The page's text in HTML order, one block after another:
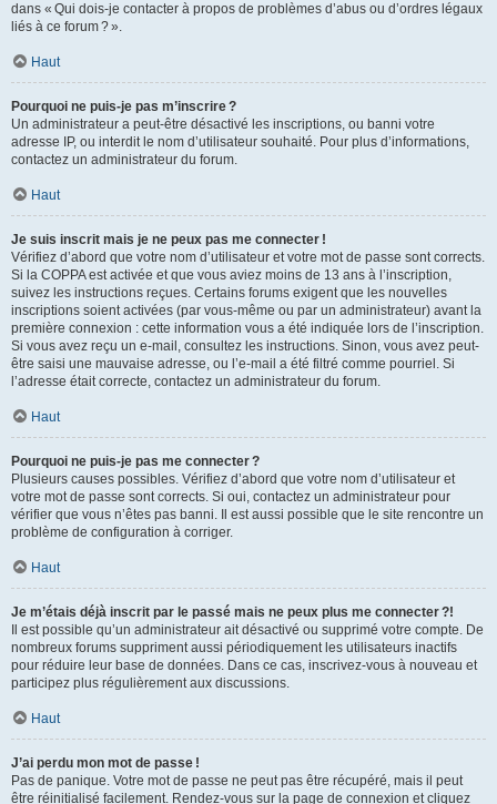
dans « Qui dois-je contacter à propos de problèmes d’abus ou d’ordres légaux
liés à ce forum ? ».
Haut
Pourquoi ne puis-je pas m’inscrire ?
Un administrateur a peut-être désactivé les inscriptions, ou banni votre
adresse IP, ou interdit le nom d’utilisateur souhaité. Pour plus d’informations,
contactez un administrateur du forum.
Haut
Je suis inscrit mais je ne peux pas me connecter !
Vérifiez d’abord que votre nom d’utilisateur et votre mot de passe sont corrects.
Si la COPPA est activée et que vous aviez moins de 13 ans à l’inscription,
suivez les instructions reçues. Certains forums exigent que les nouvelles
inscriptions soient activées (par vous-même ou par un administrateur) avant la
première connexion : cette information vous a été indiquée lors de l’inscription.
Si vous avez reçu un e-mail, consultez les instructions. Sinon, vous avez peut-
être saisi une mauvaise adresse, ou l’e-mail a été filtré comme pourriel. Si
l’adresse était correcte, contactez un administrateur du forum.
Haut
Pourquoi ne puis-je pas me connecter ?
Plusieurs causes possibles. Vérifiez d’abord que votre nom d’utilisateur et
votre mot de passe sont corrects. Si oui, contactez un administrateur pour
vérifier que vous n’êtes pas banni. Il est aussi possible que le site rencontre un
problème de configuration à corriger.
Haut
Je m’étais déjà inscrit par le passé mais ne peux plus me connecter ?!
Il est possible qu’un administrateur ait désactivé ou supprimé votre compte. De
nombreux forums suppriment aussi périodiquement les utilisateurs inactifs
pour réduire leur base de données. Dans ce cas, inscrivez-vous à nouveau et
participez plus régulièrement aux discussions.
Haut
J’ai perdu mon mot de passe !
Pas de panique. Votre mot de passe ne peut pas être récupéré, mais il peut
être réinitialisé facilement. Rendez-vous sur la page de connexion et cliquez